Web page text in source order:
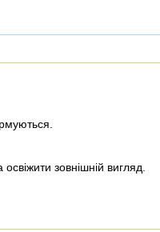
зовнішній вигляд.